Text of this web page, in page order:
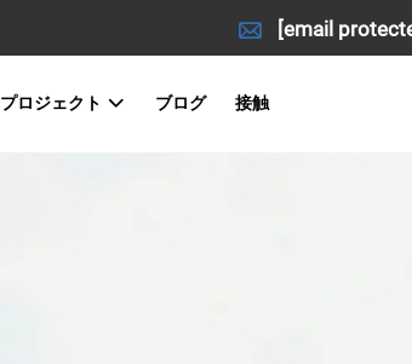
[email
プロジェクト ブログ 接触